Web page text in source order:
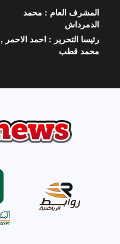
المحتوى
المشرف العام : محمد
الدمرداش
رئيسا التحرير : احمد الاحمر ,
محمد قطب